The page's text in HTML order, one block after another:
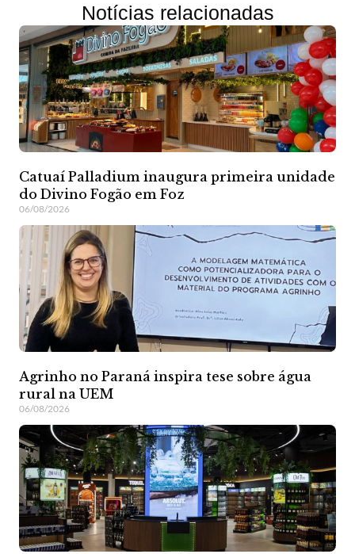
Notícias relacionadas
Catuaí Palladium inaugura primeira unidade
do Divino Fogão em Foz
06/08/2026
Agrinho no Paraná inspira tese sobre água
rural na UEM
06/08/2026